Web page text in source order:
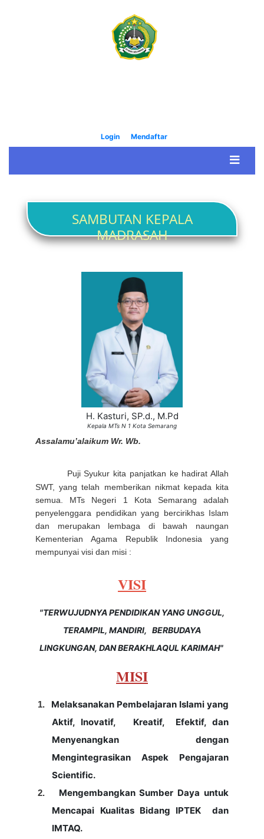
Login Mendaftar
SAMBUTAN KEPALA
MADRASAH
H. Kasturi, SP.d., M.Pd
Kepala MTs N 1 Kota Semarang
Assalamu’alaikum Wr. Wb.
Puji Syukur kita panjatkan ke hadirat Allah
SWT, yang telah memberikan nikmat kepada kita
semua. MTs Negeri 1 Kota Semarang adalah
penyelenggara pendidikan yang bercirikhas Islam
dan merupakan lembaga di bawah naungan
Kementerian Agama Republik Indonesia yang
mempunyai visi dan misi :
VISI
"TERWUJUDNYA PENDIDIKAN YANG UNGGUL,
TERAMPIL, MANDIRI, BERBUDAYA
LINGKUNGAN, DAN BERAKHLAQUL KARIMAH"
MISI
1.
Melaksanakan Pembelajaran Islami yang
Aktif, Inovatif, Kreatif, Efektif, dan
Menyenangkan dengan
Mengintegrasikan Aspek Pengajaran
Scientific.
2.
Mengembangkan Sumber Daya untuk
Mencapai Kualitas Bidang IPTEK dan
IMTAQ.